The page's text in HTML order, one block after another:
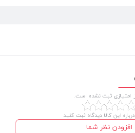
امتیازی ثبت نشده است.
این کالا دیدگاه ثبت کنید
افزودن نظر شما